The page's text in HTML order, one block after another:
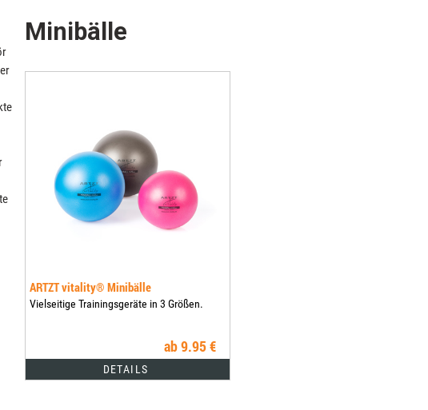
Minibälle
ARTZT vitality® Minibälle
Vielseitige Trainingsgeräte in 3 Größen.
ab 9.95 €
DETAILS